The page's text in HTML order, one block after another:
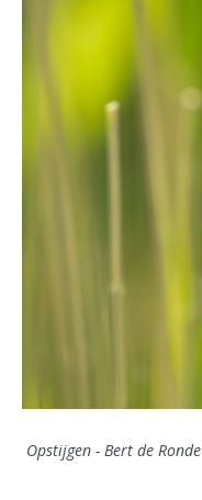
Opstijgen - Bert de Ronde